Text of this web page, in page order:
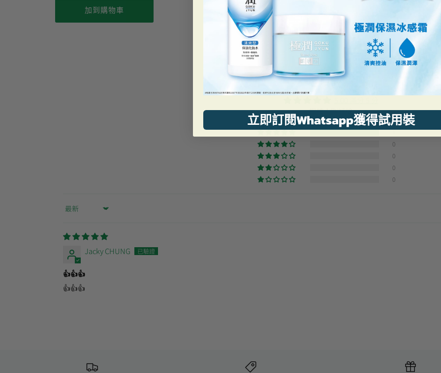
加到購物車
客戶評論
根據 1 則評論
1
0
0
0
0
Sort by
Jacky CHUNG
👍👍👍
👍👍👍
立即訂閱Whatsapp獲得試用裝